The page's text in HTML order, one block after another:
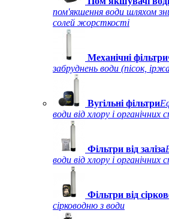
пом'якшення води шляхом
солей жорсткості
Механічні фільтри
забруднень води (пісок,
Вугільні фільтри
води від хлору і органічних
Фільтри від заліза
води від хлору і органічних
Фільтри від
сірководню з води